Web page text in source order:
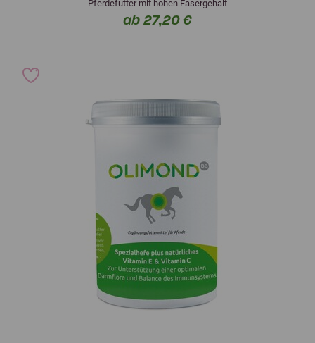
Pferdefutter mit hohen Fasergehalt
ab 27,20 €